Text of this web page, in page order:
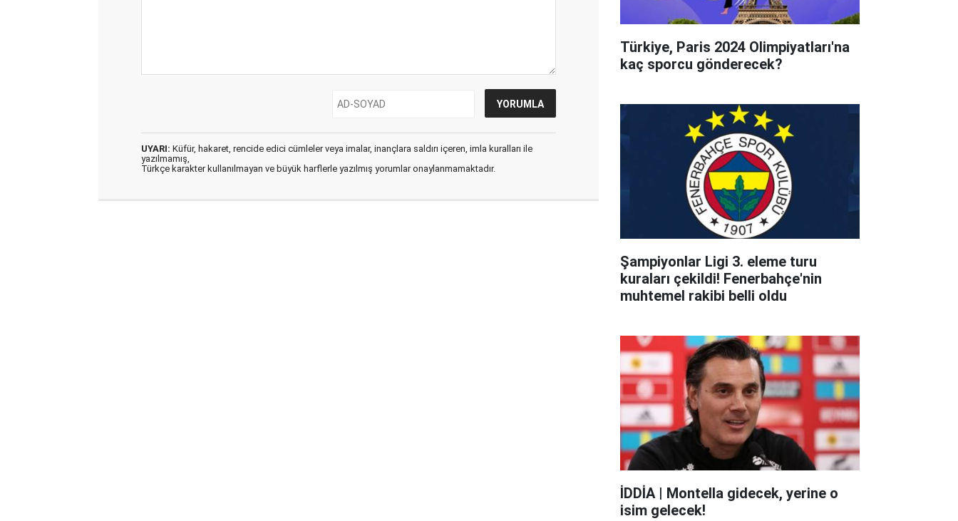
UYARI: Küfür, hakaret, rencide edici cümleler veya imalar, inançlara saldırı içeren, imla kuralları ile
yazılmamış,
Türkçe karakter kullanılmayan ve büyük harflerle yazılmış yorumlar onaylanmamaktadır.
Türkiye, Paris 2024 Olimpiyatları'na
kaç sporcu gönderecek?
Şampiyonlar Ligi 3. eleme turu
kuraları çekildi! Fenerbahçe'nin
muhtemel rakibi belli oldu
İDDİA | Montella gidecek, yerine o
isim gelecek!